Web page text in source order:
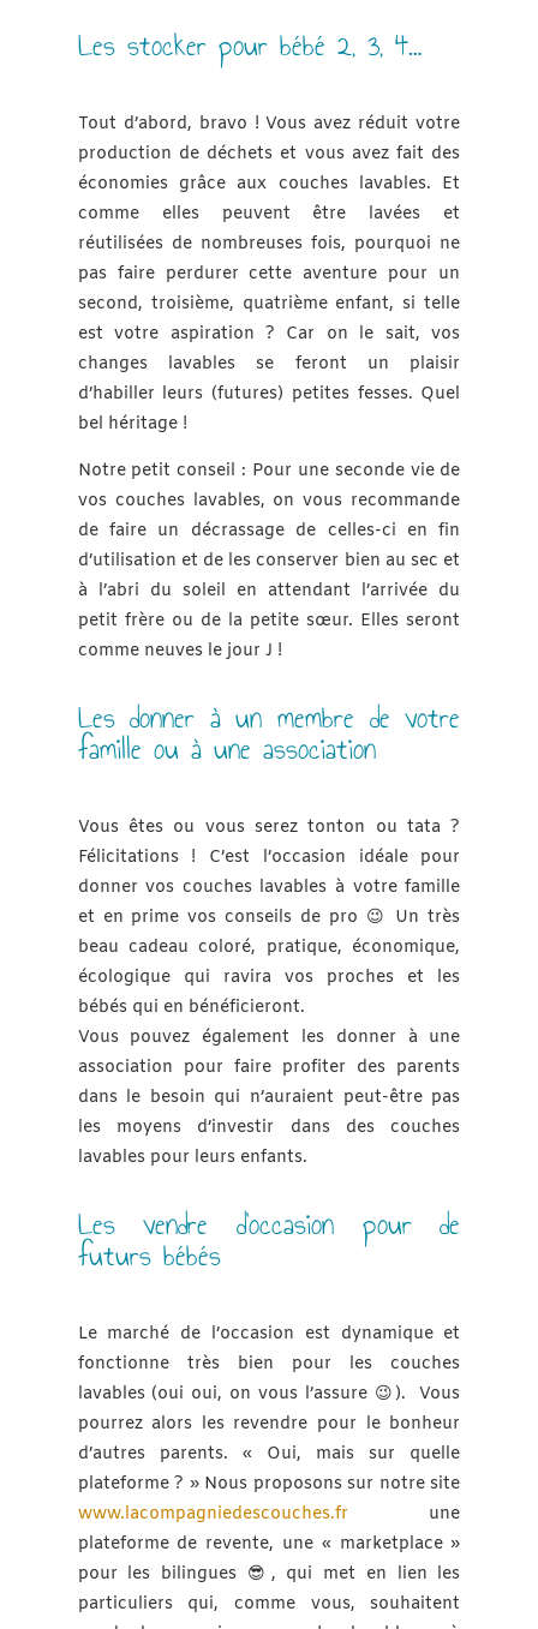
Les stocker pour bébé 2, 3, 4…
Tout d’abord, bravo ! Vous avez réduit votre
production de déchets et vous avez fait des
économies grâce aux couches lavables. Et
comme elles peuvent être lavées et
réutilisées de nombreuses fois, pourquoi ne
pas faire perdurer cette aventure pour un
second, troisième, quatrième enfant, si telle
est votre aspiration ? Car on le sait, vos
changes lavables se feront un plaisir
d’habiller leurs (futures) petites fesses. Quel
bel héritage !
Notre petit conseil : Pour une seconde vie de
vos couches lavables, on vous recommande
de faire un décrassage de celles-ci en fin
d’utilisation et de les conserver bien au sec et
à l’abri du soleil en attendant l’arrivée du
petit frère ou de la petite sœur. Elles seront
comme neuves le jour J !
Les donner à un membre de votre
famille ou à une association
Vous êtes ou vous serez tonton ou tata ?
Félicitations ! C’est l’occasion idéale pour
donner vos couches lavables à votre famille
et en prime vos conseils de pro 😉 Un très
beau cadeau coloré, pratique, économique,
écologique qui ravira vos proches et les
bébés qui en bénéficieront.
Vous pouvez également les donner à une
association pour faire profiter des parents
dans le besoin qui n’auraient peut-être pas
les moyens d’investir dans des couches
lavables pour leurs enfants.
Les vendre d’occasion pour de
futurs bébés
Le marché de l’occasion est dynamique et
fonctionne très bien pour les couches
lavables (oui oui, on vous l’assure 😉). Vous
pourrez alors les revendre pour le bonheur
d’autres parents. « Oui, mais sur quelle
plateforme ? » Nous proposons sur notre site
www.lacompagniedescouches.fr une
plateforme de revente, une « marketplace »
pour les bilingues 😎, qui met en lien les
particuliers qui, comme vous, souhaitent